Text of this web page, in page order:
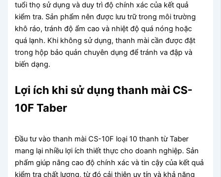
tuổi thọ sử dụng và duy trì độ chính xác của kết quả
kiểm tra. Sản phẩm nên được lưu trữ trong môi trường
khô ráo, tránh độ ẩm cao và nhiệt độ quá nóng hoặc
quá lạnh. Khi không sử dụng, thanh mài cần được đặt
trong hộp bảo quản chuyên dụng để tránh va đập và
biến dạng.
Lợi ích khi sử dụng thanh mài CS-
10F Taber
Đầu tư vào thanh mài CS-10F loại 10 thanh từ Taber
mang lại nhiều lợi ích thiết thực cho doanh nghiệp. Sản
phẩm giúp nâng cao độ chính xác và tin cậy của kết quả
kiểm tra chất lượng, từ đó cải thiện uy tín và khả năng